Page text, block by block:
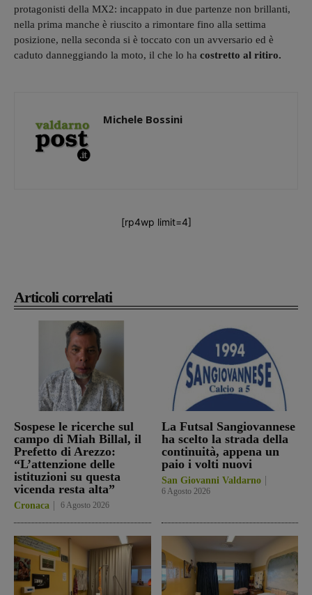
Articoli correlati
Sospese le ricerche sul
campo di Miah Billal, il
Prefetto di Arezzo:
“L’attenzione delle
istituzioni su questa
vicenda resta alta”
Cronaca 6 Agosto 2026
La Futsal Sangiovannese
ha scelto la strada della
continuità, appena un
paio i volti nuovi
San Giovanni Valdarno
6 Agosto 2026
protagonisti della MX2: incappato in due partenze non brillanti,
nella prima manche è riuscito a rimontare fino alla settima
posizione, nella seconda si è toccato con un avversario ed è
caduto danneggiando la moto, il che lo ha costretto al ritiro.
Michele Bossini
[rp4wp limit=4]